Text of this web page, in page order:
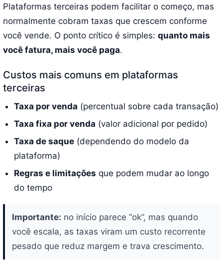
Plataformas terceiras podem facilitar o começo, mas
normalmente cobram taxas que crescem conforme
você vende. O ponto crítico é simples: quanto mais
você fatura, mais você paga.
Custos mais comuns em plataformas
terceiras
Taxa por venda (percentual sobre cada transação)
Taxa fixa por venda (valor adicional por pedido)
Taxa de saque (dependendo do modelo da
plataforma)
Regras e limitações que podem mudar ao longo
do tempo
Importante: no início parece “ok”, mas quando
você escala, as taxas viram um custo recorrente
pesado que reduz margem e trava crescimento.